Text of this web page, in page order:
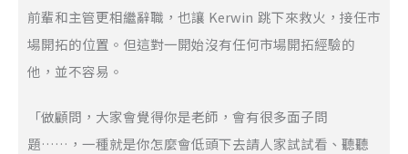
前輩和主管更相繼辭職，也讓 Kerwin 跳下來救火，接任市
場開拓的位置。但這對一開始沒有任何市場開拓經驗的
他，並不容易。
「做顧問，大家會覺得你是老師，會有很多面子問
題……，一種就是你怎麼會低頭下去請人家試試看、聽聽